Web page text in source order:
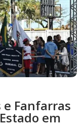
e Fanfarras
em